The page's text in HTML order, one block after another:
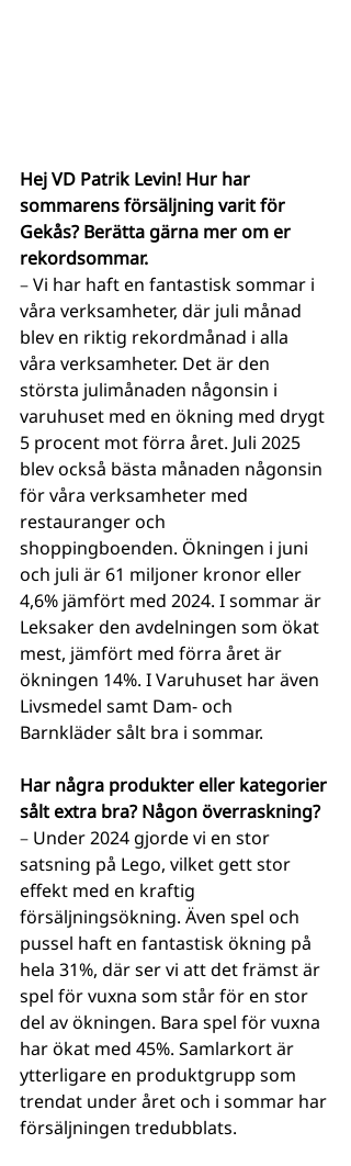
Hej VD Patrik Levin! Hur har
sommarens försäljning varit för
Gekås? Berätta gärna mer om er
rekordsommar.
– Vi har haft en fantastisk sommar i
våra verksamheter, där juli månad
blev en riktig rekordmånad i alla
våra verksamheter. Det är den
största julimånaden någonsin i
varuhuset med en ökning med drygt
5 procent mot förra året. Juli 2025
blev också bästa månaden någonsin
för våra verksamheter med
restauranger och
shoppingboenden. Ökningen i juni
och juli är 61 miljoner kronor eller
4,6% jämfört med 2024. I sommar är
Leksaker den avdelningen som ökat
mest, jämfört med förra året är
ökningen 14%. I Varuhuset har även
Livsmedel samt Dam- och
Barnkläder sålt bra i sommar.
Har några produkter eller kategorier
sålt extra bra? Någon överraskning?
– Under 2024 gjorde vi en stor
satsning på Lego, vilket gett stor
effekt med en kraftig
försäljningsökning. Även spel och
pussel haft en fantastisk ökning på
hela 31%, där ser vi att det främst är
spel för vuxna som står för en stor
del av ökningen. Bara spel för vuxna
har ökat med 45%. Samlarkort är
ytterligare en produktgrupp som
trendat under året och i sommar har
försäljningen tredubblats.